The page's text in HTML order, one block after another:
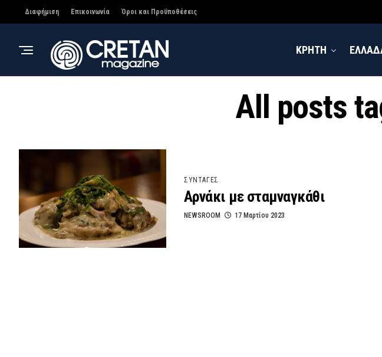
Διαφήμιση Επικοινωνία Όροι και Προϋποθέσεις
ΚΡΗΤΗ
All posts
ΣΥΝΤΑΓΕΣ
Αρνάκι με σταμναγκάθι
NEWSROOM 17 Μαρτίου 2023